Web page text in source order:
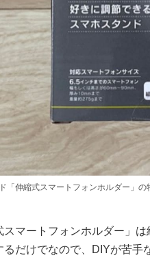
「伸縮式スマートフォンホルダー」の
スマートフォンホルダー」
るだけでなので、DIYが苦手